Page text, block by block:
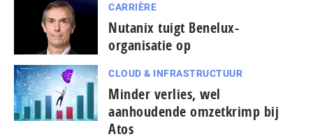
CARRIÈRE
Nutanix tuigt Benelux-
organisatie op
CLOUD & INFRASTRUCTUUR
Minder verlies, wel
aanhoudende omzetkrimp bij
Atos